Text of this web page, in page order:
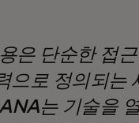
은 단순한 접
으로 정의되는
는 기술을